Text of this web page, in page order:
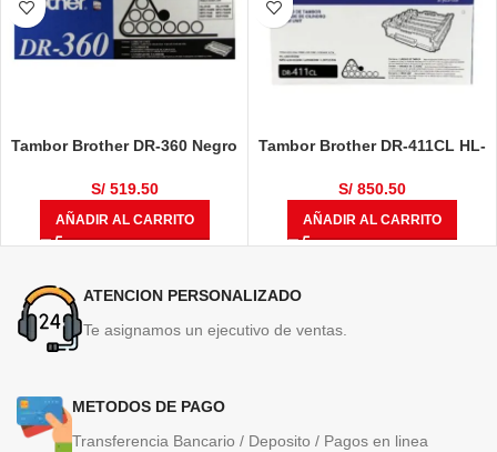
Tambor Brother DR-360 Negro
S/519.50
AÑADIR AL CARRITO
Tambor Brother DR-411CL HL-
MULTIF, MFC-L8610CDW, MFC-
L8900CDW 50,000 Páginas
S/850.50
AÑADIR AL CARRITO
ATENCION PERSONALIZADO
Te asignamos un ejecutivo de ventas.
METODOS DE PAGO
Transferencia Bancario / Deposito / Pagos en linea